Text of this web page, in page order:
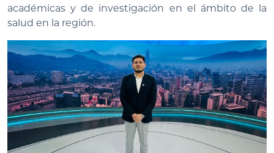
académicas y de investigación en el ámbito de la
salud en la región.